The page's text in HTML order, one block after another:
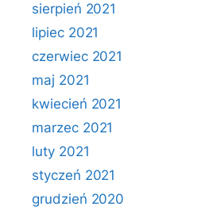
sierpień 2021
lipiec 2021
czerwiec 2021
maj 2021
kwiecień 2021
marzec 2021
luty 2021
styczeń 2021
grudzień 2020